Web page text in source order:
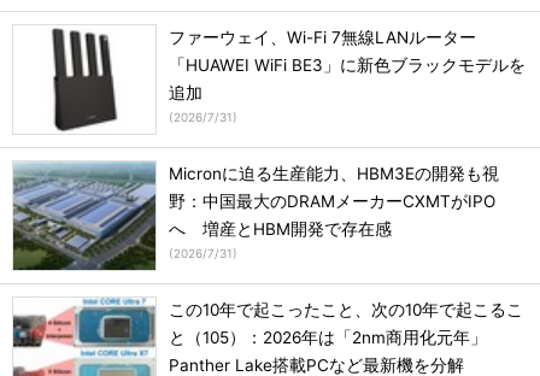
ファーウェイ、Wi-Fi 7無線LANルーター
「HUAWEI WiFi BE3」に新色ブラックモデルを
追加
(2026/7/31)
Micronに迫る生産能力、HBM3Eの開発も視
野：中国最大のDRAMメーカーCXMTがIPO
へ 増産とHBM開発で存在感
(2026/7/31)
この10年で起こったこと、次の10年で起こるこ
と（105）：2026年は「2nm商用化元年」
Panther Lake搭載PCなど最新機を分解